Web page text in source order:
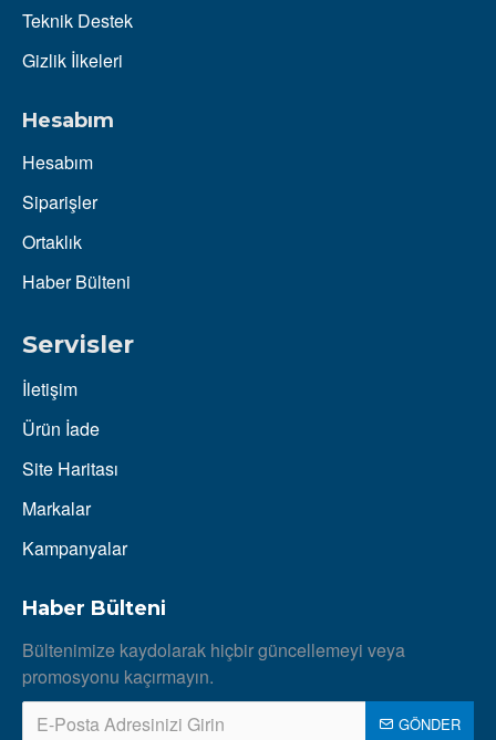
Teknik Destek
Gizlik İlkeleri
Hesabım
Hesabım
Siparişler
Ortaklık
Haber Bülteni
Servisler
İletişim
Ürün İade
Site Haritası
Markalar
Kampanyalar
Haber Bülteni
Bültenimize kaydolarak hiçbir güncellemeyi veya
promosyonu kaçırmayın.
GÖNDER